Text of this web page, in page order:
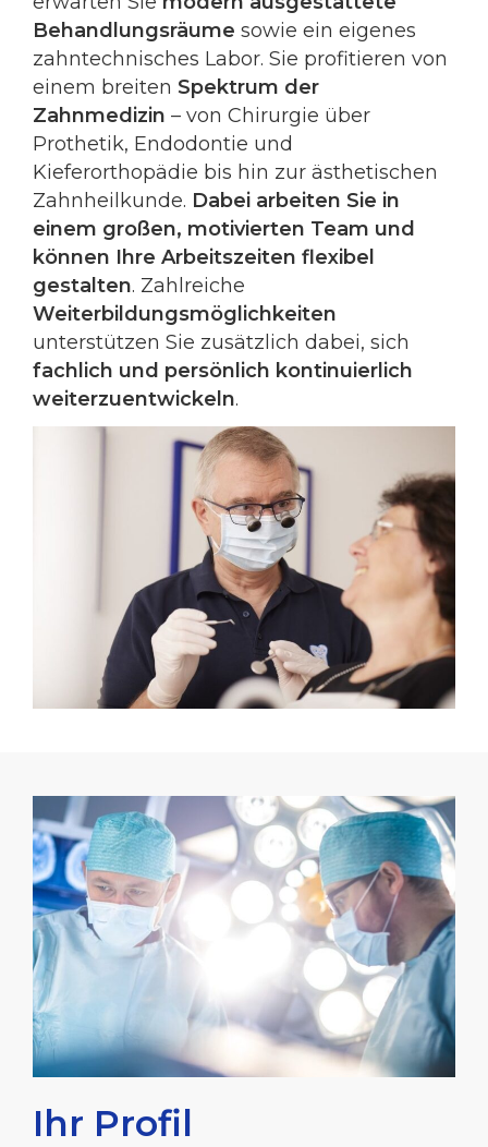
Behandlungsräume sowie ein eigenes
zahntechnisches Labor. Sie profitieren von
einem breiten Spektrum der
Zahnmedizin – von Chirurgie über
Prothetik, Endodontie und
Kieferorthopädie bis hin zur ästhetischen
Zahnheilkunde. Dabei arbeiten Sie in
einem großen, motivierten Team und
können Ihre Arbeitszeiten flexibel
gestalten. Zahlreiche
Weiterbildungsmöglichkeiten
unterstützen Sie zusätzlich dabei, sich
fachlich und persönlich kontinuierlich
weiterzuentwickeln.
Ihr Profil